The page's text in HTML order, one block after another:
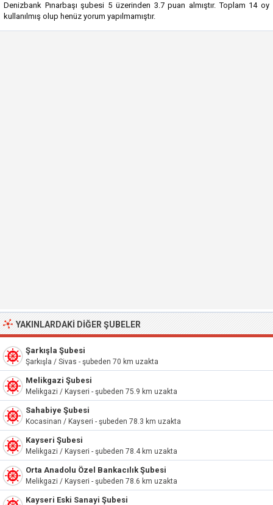
Denizbank Pınarbaşı şubesi 5 üzerinden 3.7puan almıştır. Toplam 14oy
kullanılmış olup henüz yorum yapılmamıştır.
YAKINLARDAKI DIĞER ŞUBELER
Şarkışla Şubesi
Şarkışla / Sivas - şubeden 70 km uzakta
Melikgazi Şubesi
Melikgazi / Kayseri - şubeden 75.9 km uzakta
Sahabiye Şubesi
Kocasinan / Kayseri - şubeden 78.3 km uzakta
Kayseri Şubesi
Melikgazi / Kayseri - şubeden 78.4 km uzakta
Orta Anadolu Özel Bankacılık Şubesi
Melikgazi / Kayseri - şubeden 78.6 km uzakta
Kayseri Eski Sanayi Şubesi